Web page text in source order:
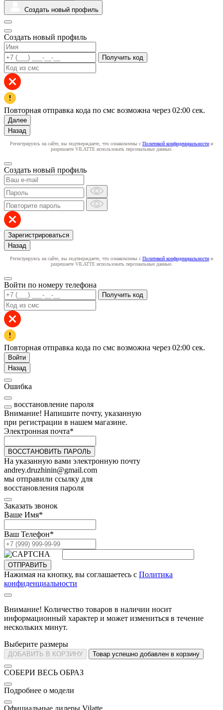
Создать новый профиль
Создать новый профиль
Получить код
Повторная отправка кода по смс возможна через 02:00 сек.
Далее
Назад
Регистрируясь на сайте, вы подтверждаете, что ознакомлены с Политикой конфиденциальности и
разрешаете VILATTE использовать персональные данные.
Создать новый профиль
Зарегистрироваться
Назад
Регистрируясь на сайте, вы подтверждаете, что ознакомлены с Политикой конфиденциальности и
разрешаете VILATTE использовать персональные данные.
Войти по номеру телефона
Получить код
Повторная отправка кода по смс возможна через 02:00 сек.
Войти
Назад
Ошибка
восстановление пароля
Внимание! Напишите почту, указанную
при регистрации в нашем магазине.
Электронная почта*
ВОССТАНОВИТЬ ПАРОЛЬ
На указанную вами электронную почту
andrey.druzhinin@gmail.com
мы отправили ссылку для
восстановления пароля
Заказать звонок
Ваше Имя*
Ваш Телефон*
ОТПРАВИТЬ
Нажимая на кнопку, вы соглашаетесь с Политика
конфиденциальности
Внимание! Количество товаров в наличии носит
информационный характер и может измениться в течение
нескольких минут.
Выберите размеры
ДОБАВИТЬ В КОРЗИНУ Товар успешно добавлен в корзину
СОБЕРИ ВЕСЬ ОБРАЗ
Подробнее о модели
Официальные дилеры Vilatte